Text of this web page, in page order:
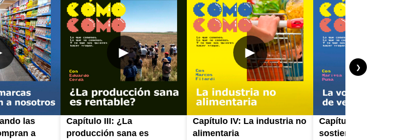
las
a
►
Capítulo III: ¿La
producción sana es
►
Capítulo IV: La industria no
alimentaria
Capítulo V: La
sostiene el mundo
❯